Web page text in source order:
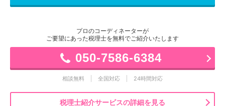
プロのコーディネーターが
ご要望にあった税理士を無料でご紹介いたします
050-7586-6384
相談無料 全国対応 24時間対応
税理士紹介サービスの詳細を見る